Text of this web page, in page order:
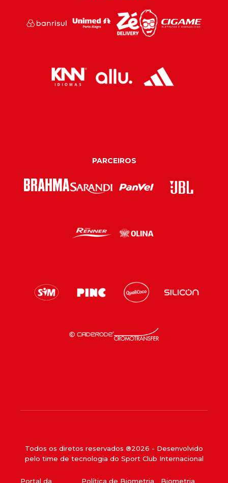
PARCEIROS
Todos os diretos reservados ®2026 - Desenvolvido
pelo time de tecnologia do Sport Club Internacional
Portal da Política de Biometria Biometria